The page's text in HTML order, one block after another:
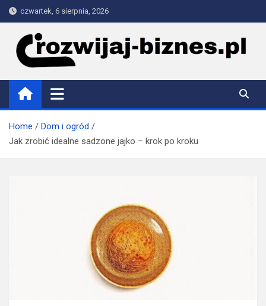
Skip
to
content
czwartek, 6 sierpnia, 2026
rozwijaj-biznes.pl
Home
Dom i ogród
Jak zrobić idealne sadzone jajko – krok po kroku